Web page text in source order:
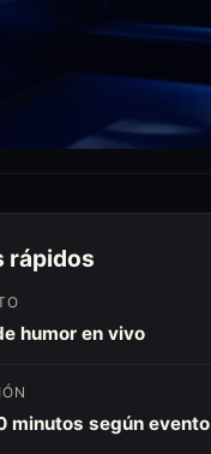
rápidos
humor en vivo
minutos según evento